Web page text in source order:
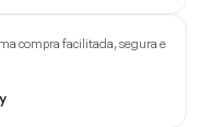
compra facilitada, segura e